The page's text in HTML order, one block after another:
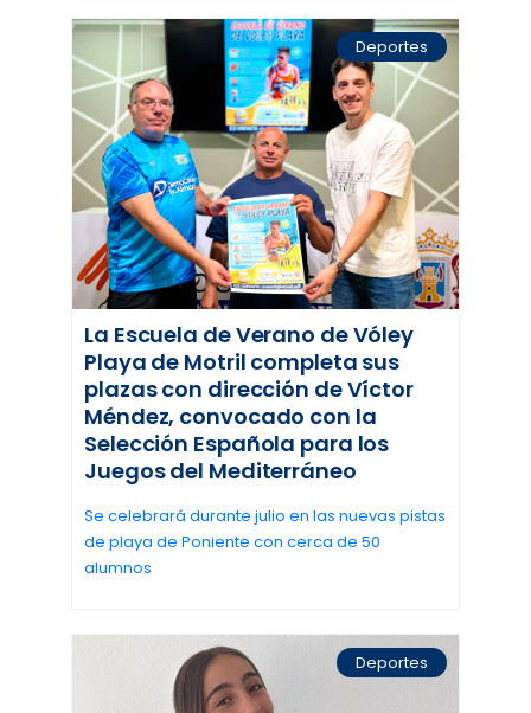
Deportes
La Escuela de Verano de Vóley
Playa de Motril completa sus
plazas con dirección de Víctor
Méndez, convocado con la
Selección Española para los
Juegos del Mediterráneo
Se celebrará durante julio en las nuevas pistas
de playa de Poniente con cerca de 50
alumnos
Deportes